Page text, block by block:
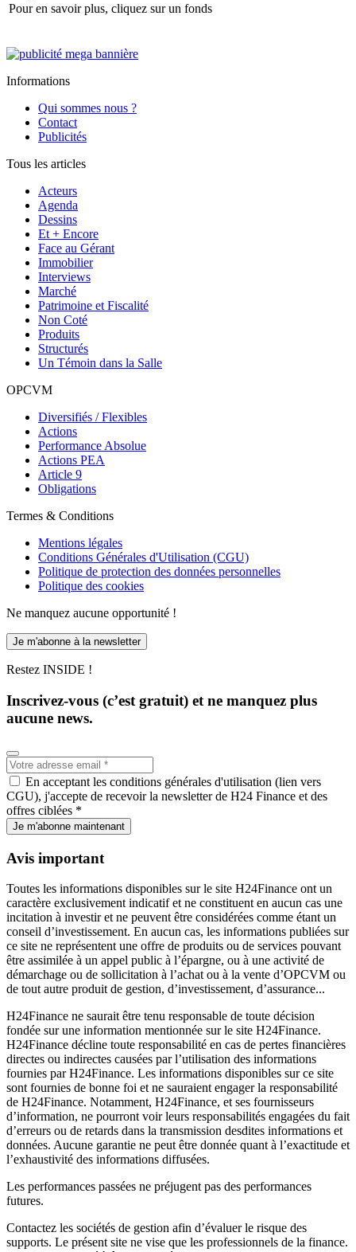
Pour en savoir plus, cliquez sur un fonds
Informations
Qui sommes nous ?
Contact
Publicités
Tous les articles
Acteurs
Agenda
Dessins
Et + Encore
Face au Gérant
Immobilier
Interviews
Marché
Patrimoine et Fiscalité
Non Coté
Produits
Structurés
Un Témoin dans la Salle
OPCVM
Diversifiés / Flexibles
Actions
Performance Absolue
Actions PEA
Article 9
Obligations
Termes & Conditions
Mentions légales
Conditions Générales d'Utilisation (CGU)
Politique de protection des données personnelles
Politique des cookies
Ne manquez aucune opportunité !
Je m'abonne à la newsletter
Restez INSIDE !
Inscrivez-vous (c’est gratuit) et ne manquez plus
aucune news.
En acceptant les conditions générales d'utilisation (lien vers
CGU), j'accepte de recevoir la newsletter de H24 Finance et des
offres ciblées *
Je m'abonne maintenant
Avis important
Toutes les informations disponibles sur le site H24Finance ont un
caractère exclusivement indicatif et ne constituent en aucun cas une
incitation à investir et ne peuvent être considérées comme étant un
conseil d’investissement. En aucun cas, les informations publiées sur
ce site ne représentent une offre de produits ou de services pouvant
être assimilée à un appel public à l’épargne, ou à une activité de
démarchage ou de sollicitation à l’achat ou à la vente d’OPCVM ou
de tout autre produit de gestion, d’investissement, d’assurance...
H24Finance ne saurait être tenu responsable de toute décision
fondée sur une information mentionnée sur le site H24Finance.
H24Finance décline toute responsabilité en cas de pertes financières
directes ou indirectes causées par l’utilisation des informations
fournies par H24Finance. Les informations disponibles sur ce site
sont fournies de bonne foi et ne sauraient engager la responsabilité
de H24Finance. Notamment, H24Finance, et ses fournisseurs
d’information, ne pourront voir leurs responsabilités engagées du fait
d’erreurs ou de retards dans la transmission desdites informations et
données. Aucune garantie ne peut être donnée quant à l’exactitude et
l’exhaustivité des informations diffusées.
Les performances passées ne préjugent pas des performances
futures.
Contactez les sociétés de gestion afin d’évaluer le risque des
supports. Le présent site ne vise que les professionnels de la finance.